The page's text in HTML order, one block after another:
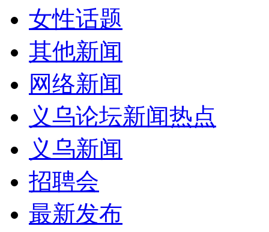
女性话题
其他新闻
网络新闻
义乌论坛新闻热点
义乌新闻
招聘会
最新发布